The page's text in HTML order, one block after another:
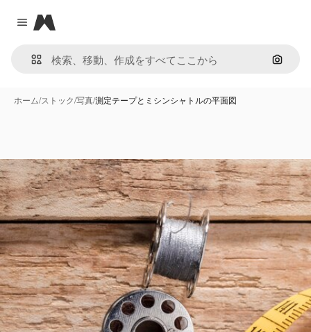
Close menu
Magnific
画像で
ホーム/ストック/写真/測定テープとミシンシャトルの平面図